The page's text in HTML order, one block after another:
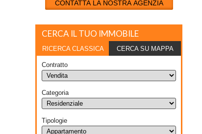
CONTATTA LA NOSTRA AGENZIA
CERCA IL TUO IMMOBILE
RICERCA CLASSICA CERCA SU MAPPA
Contratto
Categoria
Tipologie